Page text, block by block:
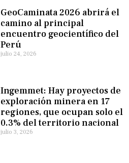
GeoCaminata 2026 abrirá el
camino al principal
encuentro geocientífico del
Perú
julio 24, 2026
Ingemmet: Hay proyectos de
exploración minera en 17
regiones, que ocupan solo el
0.3% del territorio nacional
julio 3, 2026